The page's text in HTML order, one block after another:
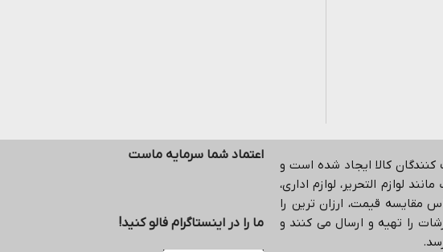
کالا ایجاد شده است و
لوازم التحریر، لوازم اداری،
مقایسه قیمت، ارزان ترین را
را تهیه و ارسال می کنند و
.
اعتماد شما سرمایه ماست
ما را در اینستاگرام فالو کنید!